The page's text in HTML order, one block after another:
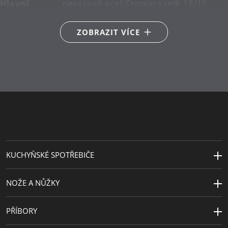
lze mýt v myčce
ZOBRAZIT VÍCE
KUCHYŇSKÉ SPOTŘEBIČE
NOŽE A NŮŽKY
PŘÍBORY